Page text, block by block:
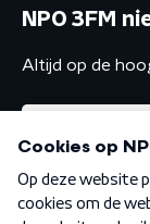
NPO 3FM
Altijd op de